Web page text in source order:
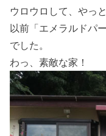
ウロウロして、やっと
以前「エメラルドパ
でした。
わっ、素敵な家！